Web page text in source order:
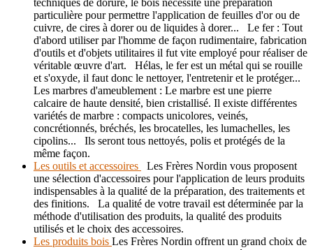
techniques de dorure, le bois nécessite une préparation
particulière pour permettre l'application de feuilles d'or ou de
cuivre, de cires à dorer ou de liquides à dorer... Le fer : Tout
d'abord utiliser par l'homme de façon rudimentaire, fabrication
d'outils et d'objets utilitaires il fut vite employé pour réaliser de
véritable œuvre d'art. Hélas, le fer est un métal qui se rouille
et s'oxyde, il faut donc le nettoyer, l'entretenir et le protéger...
Les marbres d'ameublement : Le marbre est une pierre
calcaire de haute densité, bien cristallisé. Il existe différentes
variétés de marbre : compacts unicolores, veinés,
concrétionnés, bréchés, les brocatelles, les lumachelles, les
cipolins... Ils seront tous nettoyés, polis et protégés de la
même façon.
Les outils et accessoires
Les Frères Nordin vous proposent
une sélection d'accessoires pour l'application de leurs produits
indispensables à la qualité de la préparation, des traitements et
des finitions. La qualité de votre travail est déterminée par la
méthode d'utilisation des produits, la qualité des produits
utilisés et le choix des accessoires.
Les produits bois Les Frères Nordin offrent un grand choix de